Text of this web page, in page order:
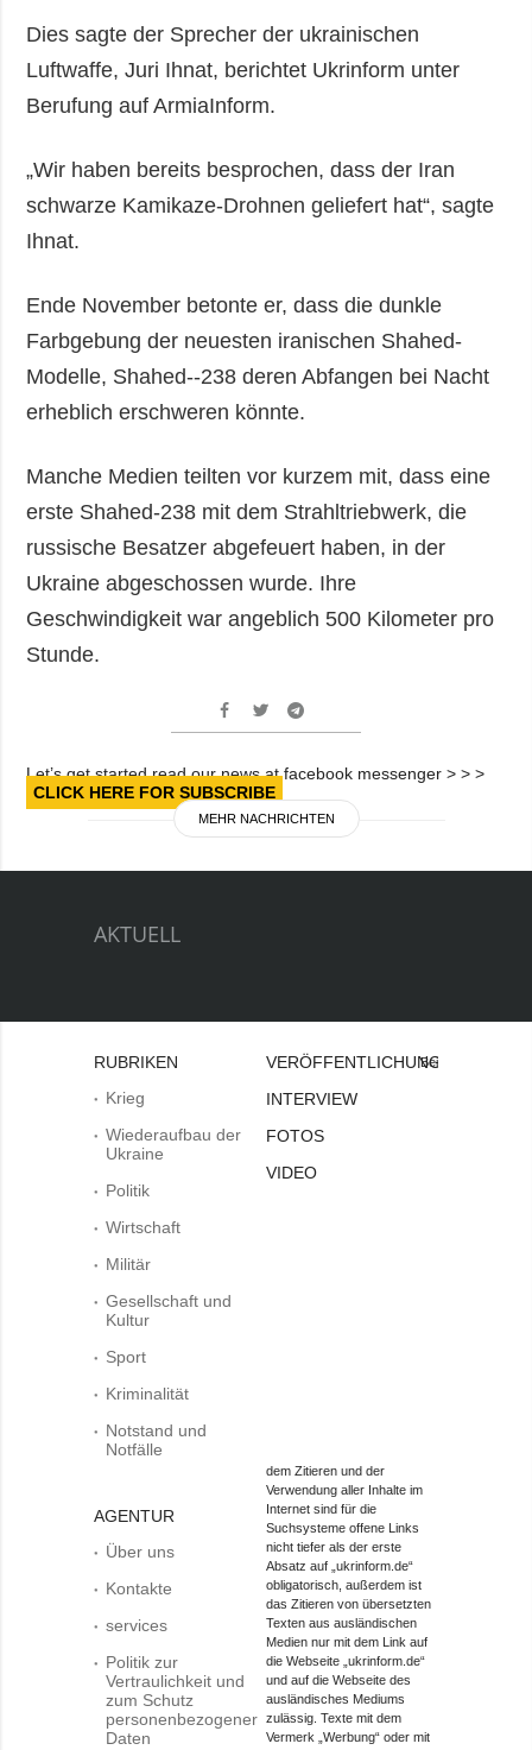
Dies sagte der Sprecher der ukrainischen
Luftwaffe, Juri Ihnat, berichtet Ukrinform unter
Berufung auf ArmiaInform.
„Wir haben bereits besprochen, dass der Iran
schwarze Kamikaze-Drohnen geliefert hat“, sagte
Ihnat.
Ende November betonte er, dass die dunkle
Farbgebung der neuesten iranischen Shahed-
Modelle, Shahed--238 deren Abfangen bei Nacht
erheblich erschweren könnte.
Manche Medien teilten vor kurzem mit, dass eine
erste Shahed-238 mit dem Strahltriebwerk, die
russische Besatzer abgefeuert haben, in der
Ukraine abgeschossen wurde. Ihre
Geschwindigkeit war angeblich 500 Kilometer pro
Stunde.
Let’s get started read our news at facebook messenger > > >
CLICK HERE FOR SUBSCRIBE
MEHR NACHRICHTEN
AKTUELL
RUBRIKEN
Krieg
Wiederaufbau der
Ukraine
Politik
Wirtschaft
Militär
Gesellschaft und
Kultur
Sport
Kriminalität
Notstand und
Notfälle
AGENTUR
Über uns
Kontakte
services
Politik zur
Vertraulichkeit und
zum Schutz
personenbezogener
Daten
VERÖFFENTLICHUNGEN
INTERVIEW
FOTOS
VIDEO
Bei
dem Zitieren und der
Verwendung aller Inhalte im
Internet sind für die
Suchsysteme offene Links
nicht tiefer als der erste
Absatz auf „ukrinform.de“
obligatorisch, außerdem ist
das Zitieren von übersetzten
Texten aus ausländischen
Medien nur mit dem Link auf
die Webseite „ukrinform.de“
und auf die Webseite des
ausländisches Mediums
zulässig. Texte mit dem
Vermerk „Werbung“ oder mit